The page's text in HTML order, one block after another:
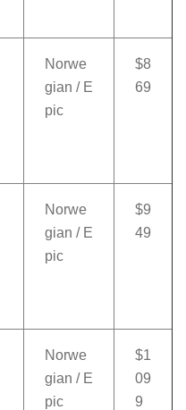
Norwe
gian / E
pic
$8
69
Norwe
gian / E
pic
$9
49
Norwe
gian / E
pic
$1
09
9